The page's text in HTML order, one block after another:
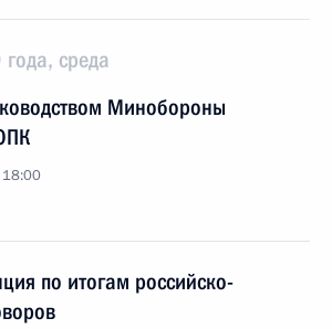
среда
Минобороны
18:00
по итогам российско-